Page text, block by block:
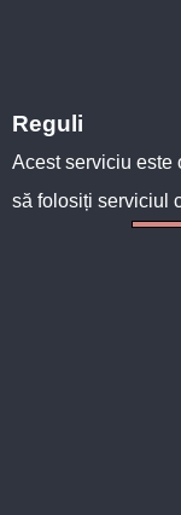
Reguli
Acest serviciu este
să folosiți serviciul